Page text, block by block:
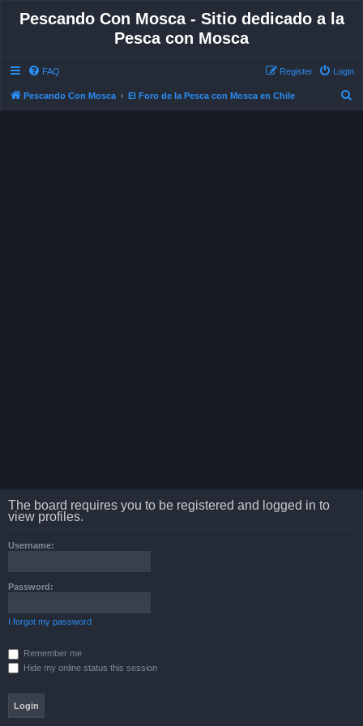
Pescando Con Mosca - Sitio dedicado a la
Pesca con Mosca
FAQ Login
Register
Pescando Con Mosca El Foro de la Pesca con Mosca en Chile
The board requires you to be registered and logged in to
view profiles.
Username:
Password:
I forgot my password
Remember me
Hide my online status this session